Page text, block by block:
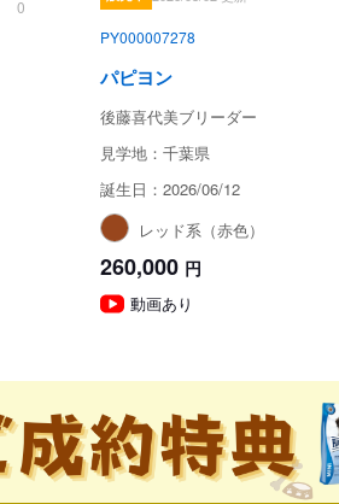
0
PY000007278
パピヨン
後藤喜代美ブリーダー
見学地：千葉県
誕生日：2026/06/12
レッド系（赤色）
260,000 円
動画あり